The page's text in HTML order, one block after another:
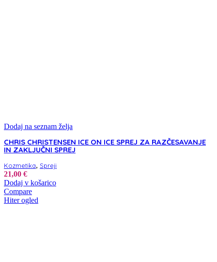
Dodaj na seznam želja
CHRIS CHRISTENSEN ICE ON ICE SPREJ ZA RAZČESAVANJE
IN ZAKLJUČNI SPREJ
Kozmetika, Spreji
21,00 €
Dodaj v košarico
Compare
Hiter ogled